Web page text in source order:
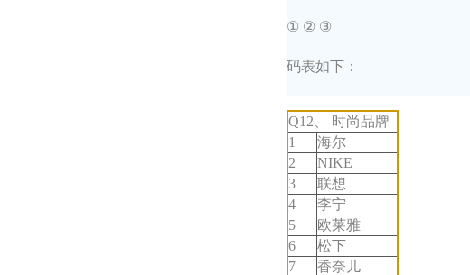
① ② ③
码表如下：
Q12、 时尚品牌
1
海尔
2
NIKE
3
联想
4
李宁
5
欧莱雅
6
松下
7
香奈儿